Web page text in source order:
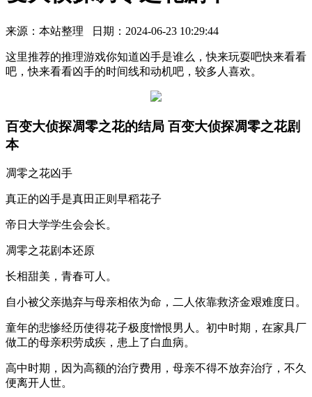
来源：本站整理 日期：2024-06-23 10:29:44
这里推荐的推理游戏你知道凶手是谁么，快来玩耍吧快来看看
吧，快来看看凶手的时间线和动机吧，较多人喜欢。
百变大侦探凋零之花的结局 百变大侦探凋零之花剧
本
凋零之花凶手
真正的凶手是真田正则早稻花子
帝日大学学生会会长。
凋零之花剧本还原
长相甜美，青春可人。
自小被父亲抛弃与母亲相依为命，二人依靠救济金艰难度日。
童年的悲惨经历使得花子极度憎恨男人。初中时期，在家具厂
做工的母亲积劳成疾，患上了白血病。
高中时期，因为高额的治疗费用，母亲不得不放弃治疗，不久
便离开人世。